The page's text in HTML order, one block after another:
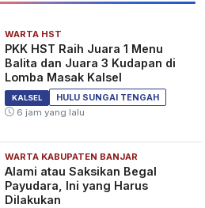
WARTA HST
PKK HST Raih Juara 1 Menu
Balita dan Juara 3 Kudapan di
Lomba Masak Kalsel
KALSEL
HULU SUNGAI TENGAH
6 jam yang lalu
WARTA KABUPATEN BANJAR
Alami atau Saksikan Begal
Payudara, Ini yang Harus
Dilakukan